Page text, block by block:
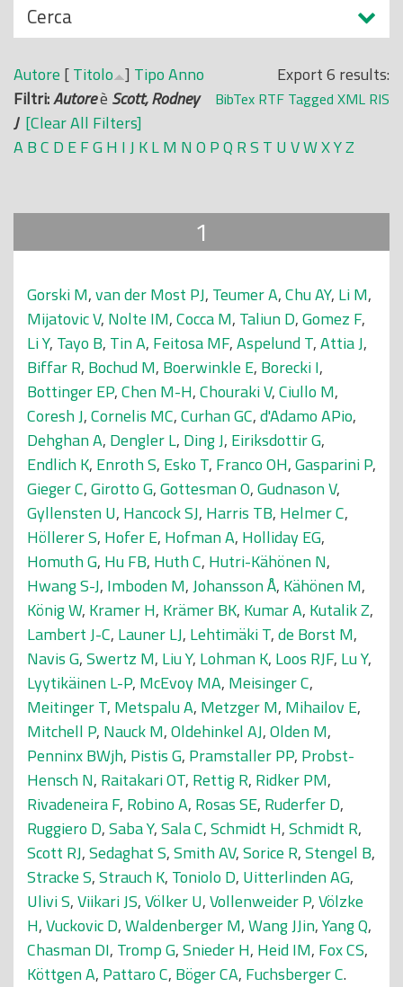
N
a
s
c
o
n
d
Cerca
Export 6 results:
BibTex RTF Tagged XML RIS
Autore [Titolo ] TipoAnno
Filtri:Autoreè Scott, Rodney
J [Clear All Filters]
ABC D EFG H IJ KLM N O PQ RS T U VWXYZ
1
Gorski M,van der Most PJ, Teumer A,Chu AY, Li M,
Mijatovic V, Nolte IM,Cocca M, Taliun D,Gomez F,
Li Y, Tayo B, Tin A, Feitosa MF,Aspelund T,Attia J,
Biffar R, Bochud M, Boerwinkle E, Borecki I,
Bottinger EP,Chen M-H,Chouraki V,Ciullo M,
Coresh J,Cornelis MC,Curhan GC,d'Adamo APio,
Dehghan A, Dengler L, Ding J, Eiriksdottir G,
Endlich K, Enroth S, Esko T, Franco OH,Gasparini P,
Gieger C,Girotto G,Gottesman O,Gudnason V,
Gyllensten U, Hancock SJ, Harris TB, Helmer C,
Höllerer S, Hofer E, Hofman A, Holliday EG,
Homuth G, Hu FB, Huth C, Hutri-Kähönen N,
Hwang S-J, Imboden M,Johansson Å, Kähönen M,
König W, Kramer H, Krämer BK, Kumar A, Kutalik Z,
Lambert J-C, Launer LJ, Lehtimäki T,de Borst M,
Navis G,Swertz M, Liu Y, Lohman K, Loos RJF, Lu Y,
Lyytikäinen L-P, McEvoy MA, Meisinger C,
Meitinger T, Metspalu A, Metzger M, Mihailov E,
Mitchell P, Nauck M,Oldehinkel AJ,Olden M,
Penninx BWjh, Pistis G, Pramstaller PP, Probst-
Hensch N, Raitakari OT, Rettig R, Ridker PM,
Rivadeneira F, Robino A, Rosas SE, Ruderfer D,
Ruggiero D,Saba Y,Sala C,Schmidt H,Schmidt R,
Scott RJ,Sedaghat S,Smith AV,Sorice R,Stengel B,
Stracke S,Strauch K, Toniolo D, Uitterlinden AG,
Ulivi S,Viikari JS,Völker U,Vollenweider P,Völzke
H,Vuckovic D,Waldenberger M,Wang JJin,Yang Q,
Chasman DI, Tromp G,Snieder H, Heid IM, Fox CS,
Köttgen A, Pattaro C, Böger CA, Fuchsberger C.